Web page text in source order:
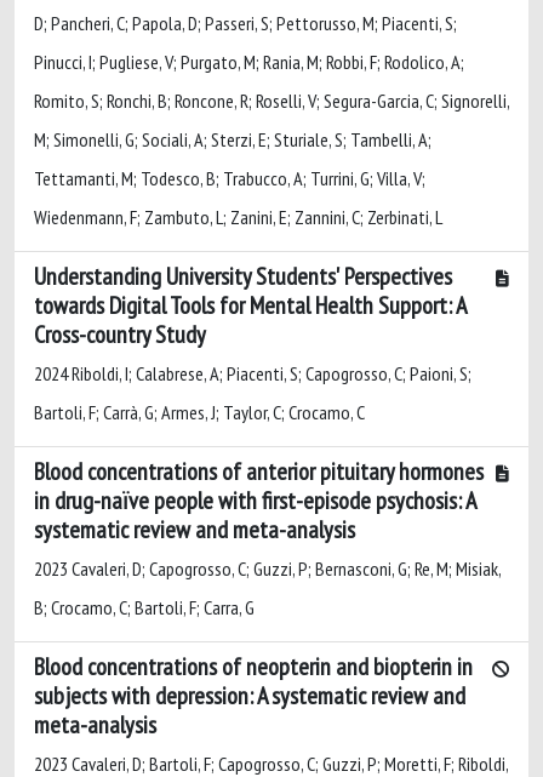
D; Pancheri, C; Papola, D; Passeri, S; Pettorusso, M; Piacenti, S;
Pinucci, I; Pugliese, V; Purgato, M; Rania, M; Robbi, F; Rodolico, A;
Romito, S; Ronchi, B; Roncone, R; Roselli, V; Segura-Garcia, C; Signorelli,
M; Simonelli, G; Sociali, A; Sterzi, E; Sturiale, S; Tambelli, A;
Tettamanti, M; Todesco, B; Trabucco, A; Turrini, G; Villa, V;
Wiedenmann, F; Zambuto, L; Zanini, E; Zannini, C; Zerbinati, L
Understanding University Students' Perspectives
towards Digital Tools for Mental Health Support: A
Cross-country Study
2024 Riboldi, I; Calabrese, A; Piacenti, S; Capogrosso, C; Paioni, S;
Bartoli, F; Carrà, G; Armes, J; Taylor, C; Crocamo, C
Blood concentrations of anterior pituitary hormones
in drug-naïve people with first-episode psychosis: A
systematic review and meta-analysis
2023 Cavaleri, D; Capogrosso, C; Guzzi, P; Bernasconi, G; Re, M; Misiak,
B; Crocamo, C; Bartoli, F; Carra, G
Blood concentrations of neopterin and biopterin in
subjects with depression: A systematic review and
meta-analysis
2023 Cavaleri, D; Bartoli, F; Capogrosso, C; Guzzi, P; Moretti, F; Riboldi,